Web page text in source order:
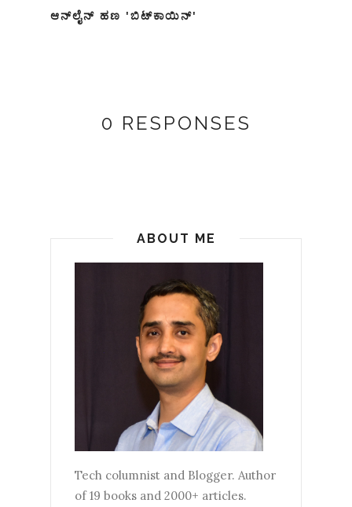
ಆನ್‌ಲೈನ್ ಹಣ 'ಬಿಟ್‍ಕಾಯಿನ್'
0 RESPONSES
ABOUT ME
Tech columnist and Blogger. Author
of 19 books and 2000+ articles.